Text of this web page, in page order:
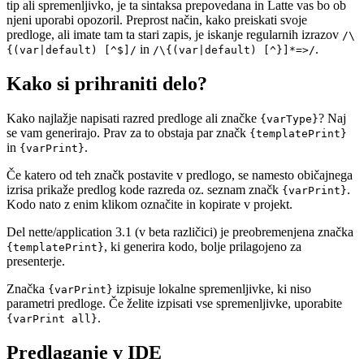
tip ali spremenljivko, je ta sintaksa prepovedana in Latte vas bo ob
njeni uporabi opozoril. Preprost način, kako preiskati svoje
predloge, ali imate tam ta stari zapis, je iskanje regularnih izrazov /\
{(var|default) [^$]/ in /\{(var|default) [^}]*=>/.
Kako si prihraniti delo?
Kako najlažje napisati razred predloge ali značke {varType}? Naj
se vam generirajo. Prav za to obstaja par značk {templatePrint}
in {varPrint}.
Če katero od teh značk postavite v predlogo, se namesto običajnega
izrisa prikaže predlog kode razreda oz. seznam značk {varPrint}.
Kodo nato z enim klikom označite in kopirate v projekt.
Del nette/application 3.1 (v beta različici) je preobremenjena značka
{templatePrint}, ki generira kodo, bolje prilagojeno za
presenterje.
Značka {varPrint} izpisuje lokalne spremenljivke, ki niso
parametri predloge. Če želite izpisati vse spremenljivke, uporabite
{varPrint all}.
Predlaganje v IDE